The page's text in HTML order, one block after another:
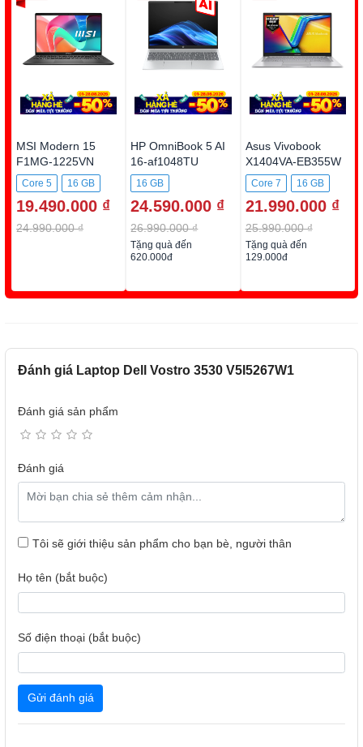
MSI Modern 15
F1MG-1225VN
Core 5
16 GB
512GB SSD
19.490.000 ₫
24.990.000 ₫
HP OmniBook 5 AI
16-af1048TU
BZ7Q9PA
16 GB
512GB SSD
24.590.000 ₫
26.990.000 ₫
Tặng quà đến
620.000đ
Asus Vivobook
X1404VA-EB355W
Core 7
16 GB
512GB SSD
21.990.000 ₫
25.990.000 ₫
Tặng quà đến
129.000đ
Đánh giá Laptop Dell Vostro 3530 V5I5267W1
Đánh giá sản phẩm
Đánh giá
Tôi sẽ giới thiệu sản phẩm cho bạn bè, người thân
Họ tên (bắt buộc)
Số điện thoại (bắt buộc)
Gửi đánh giá